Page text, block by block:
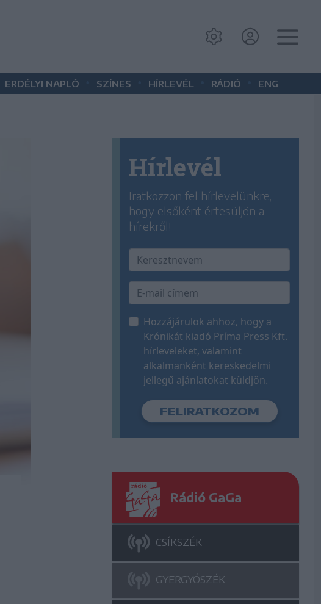
ERDÉLYI NAPLÓ SZÍNES HÍRLEVÉL RÁDIÓ ENG
Hírlevél
Iratkozzon fel hírlevelünkre,
hogy elsőként értesüljön a
hírekről!
Hozzájárulok ahhoz, hogy a
Krónikát kiadó Príma Press Kft.
hírleveleket, valamint
alkalmanként kereskedelmi
jellegű ajánlatokat küldjön.
Rádió GaGa
CSÍKSZÉK
GYERGYÓSZÉK